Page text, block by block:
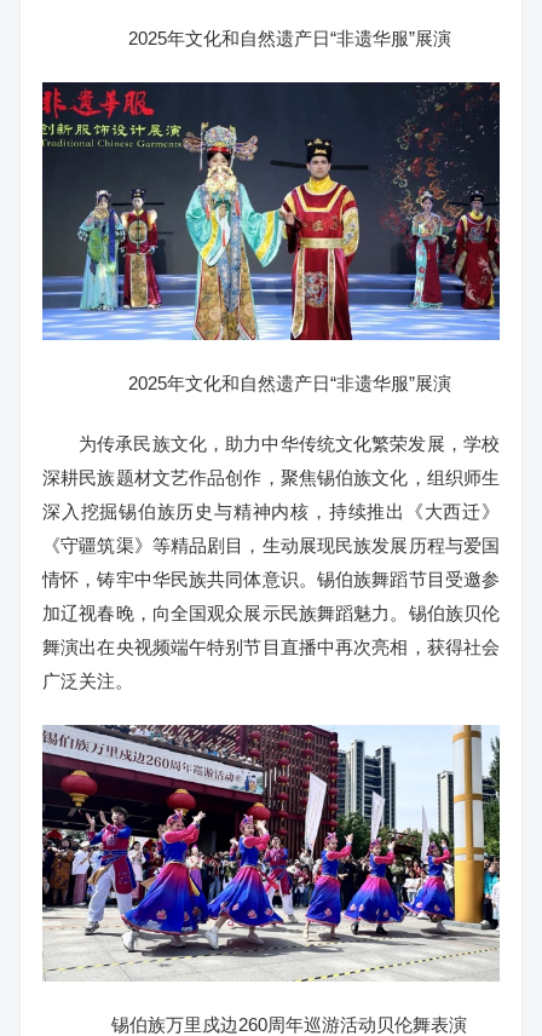
2025年文化和自然遗产日“非遗华服”展演
2025年文化和自然遗产日“非遗华服”展演
为传承民族文化，助力中华传统文化繁荣发展，学校
深耕民族题材文艺作品创作，聚焦锡伯族文化，组织师生
深入挖掘锡伯族历史与精神内核，持续推出《大西迁》
《守疆筑渠》等精品剧目，生动展现民族发展历程与爱国
情怀，铸牢中华民族共同体意识。锡伯族舞蹈节目受邀参
加辽视春晚，向全国观众展示民族舞蹈魅力。锡伯族贝伦
舞演出在央视频端午特别节目直播中再次亮相，获得社会
广泛关注。
锡伯族万里戍边260周年巡游活动贝伦舞表演